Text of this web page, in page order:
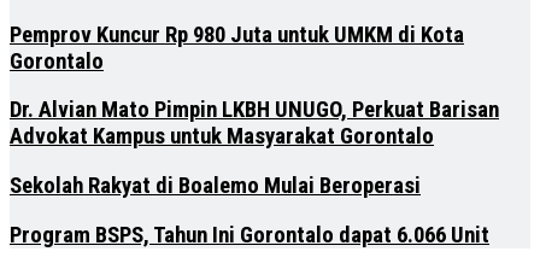
Pemprov Kuncur Rp 980 Juta untuk UMKM di Kota
Gorontalo
Dr. Alvian Mato Pimpin LKBH UNUGO, Perkuat Barisan
Advokat Kampus untuk Masyarakat Gorontalo
Sekolah Rakyat di Boalemo Mulai Beroperasi
Program BSPS, Tahun Ini Gorontalo dapat 6.066 Unit